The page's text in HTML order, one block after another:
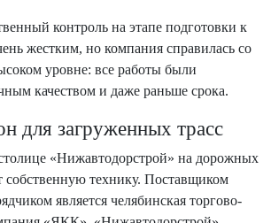
контроль на этапе подготовки к
жестким, но компания справилась со
уровне: все работы были
качеством и даже раньше срока.
для загруженных трасс
«Нижавтодорстрой» на дорожных
собственную технику. Поставщиком
является челябинская торгово-